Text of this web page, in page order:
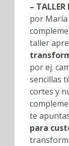
– TALLER
por María
taller
por ej.
sencillas
cortes y
te
para